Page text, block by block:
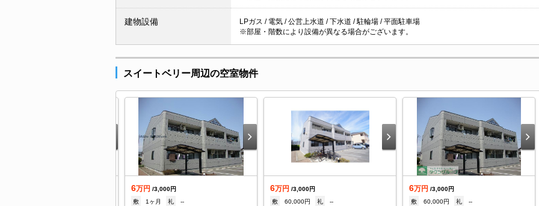
建物設備
LPガス / 電気 / 公営上水道 / 下水道 / 駐輪場 / 平面駐車場
※部屋・階数により設備が異なる場合がございます。
スイートベリー周辺の空室物件
6万円 /3,000円
敷
1ヶ月 礼
--
6万円 /3,000円
敷
60,000円 礼
--
6万円 /3,000円
敷
60,000円 礼
--